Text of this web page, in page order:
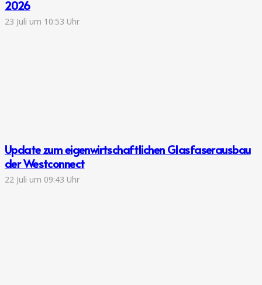
2026
23 Juli um 10:53 Uhr
Update zum eigenwirtschaftlichen Glasfaserausbau
der Westconnect
22 Juli um 09:43 Uhr